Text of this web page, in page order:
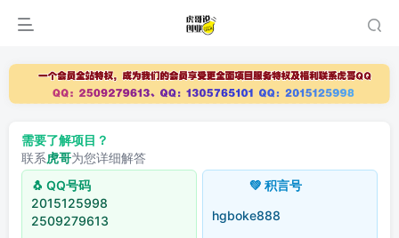
需要了解项目？
联系虎哥为您详细解答
🐧 QQ号码
2015125998
2509279613
💚 积言号
hgboke888